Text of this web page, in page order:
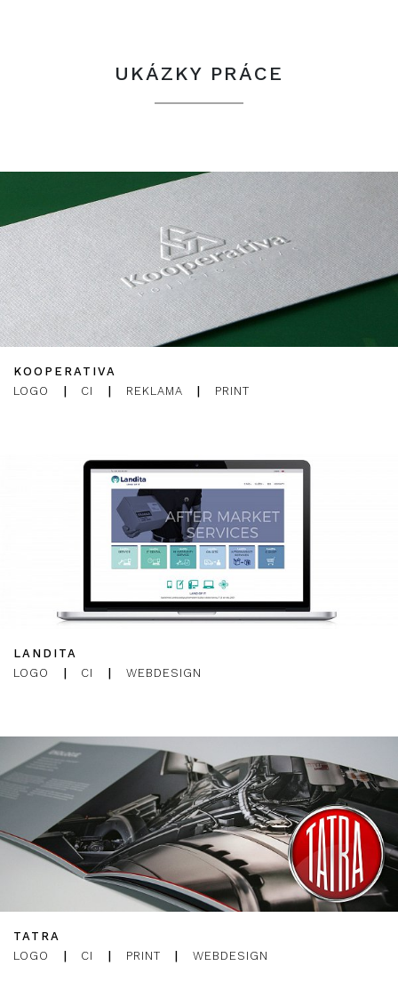
UKÁZKY PRÁCE
KOOPERATIVA
LOGO
CI REKLAMA PRINT
LANDITA
LOGO
CI WEBDESIGN
TATRA
LOGO
| CI | PRINT | WEBDESIGN